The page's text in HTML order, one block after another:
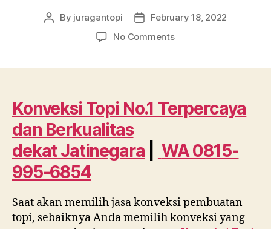
Post
By juragantopi
PostFebruary 18, 2022
No Commentson
dan
Berkualitas
Jatinegara
WA
6854
Konveksi Topi No.1 Terpercaya
dan Berkualitas
dekat Jatinegara
WA 0815-
995-6854
Saat akan memilih jasa konveksi pembuatan
topi, sebaiknya Anda memilih konveksi yang